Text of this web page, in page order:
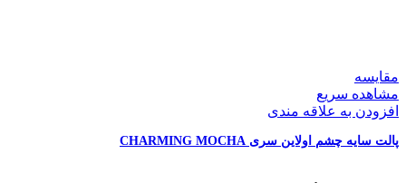
مقایسه
مشاهده سریع
افزودن به علاقه مندی
پالت سایه چشم اولاین سری CHARMING MOCHA